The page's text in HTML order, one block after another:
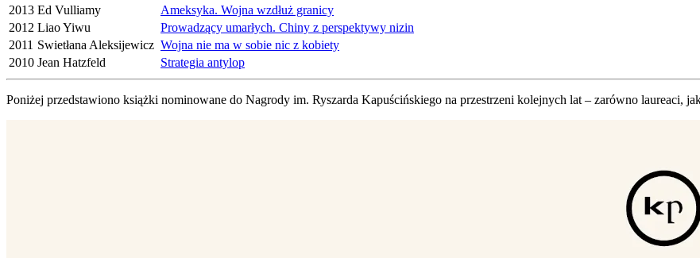
2013 Ed Vulliamy
Ameksyka. Wojna wzdłuż granicy
2012 Liao Yiwu
Prowadzący umarłych. Chiny z perspektywy nizin
2011 Swietłana Aleksijewicz Wojna nie ma w sobie nic z kobiety
2010 Jean Hatzfeld Strategia antylop
Poniżej przedstawiono książki nominowane do Nagrody im. Ryszarda Kapuścińskiego na przestrzeni kolejnych lat – zarówno laureaci,